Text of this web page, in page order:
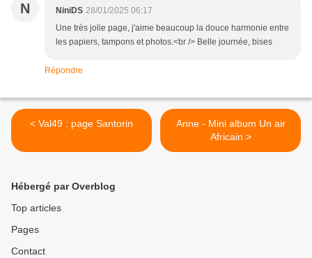
N NiniDS 28/01/2025 06:17
Une très jolie page, j'aime beaucoup la douce harmonie entre
les papiers, tampons et photos.<br /> Belle journée, bises
Répondre
< Val49 : page Santorin
Anne - Mini album Un air
Africain >
Hébergé par Overblog
Top articles
Pages
Contact